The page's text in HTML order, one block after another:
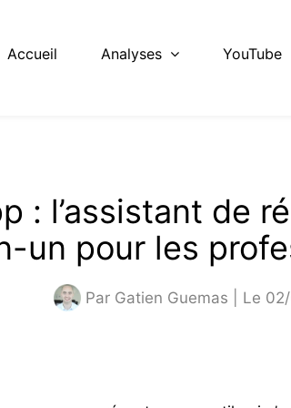
Accueil Analyses YouTube
: l’assistant de
un pour les
Par Gatien Guemas | Le